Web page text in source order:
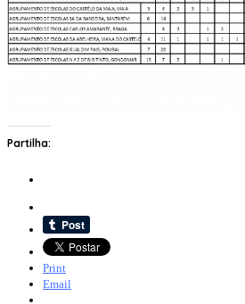
Partilha:
Print
Email